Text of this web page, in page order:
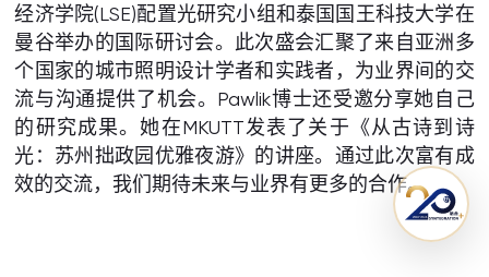
经济学院(LSE)配置光研究小组和泰国国王科技大学在
曼谷举办的国际研讨会。此次盛会汇聚了来自亚洲多
个国家的城市照明设计学者和实践者，为业界间的交
流与沟通提供了机会。Pawlik博士还受邀分享她自己
的研究成果。她在MKUTT发表了关于《从古诗到诗
光：苏州拙政园优雅夜游》的讲座。通过此次富有成
效的交流，我们期待未来与业界有更多的合作。